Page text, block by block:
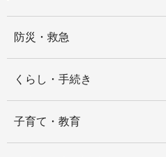
防災・救急
くらし・手続き
子育て・教育